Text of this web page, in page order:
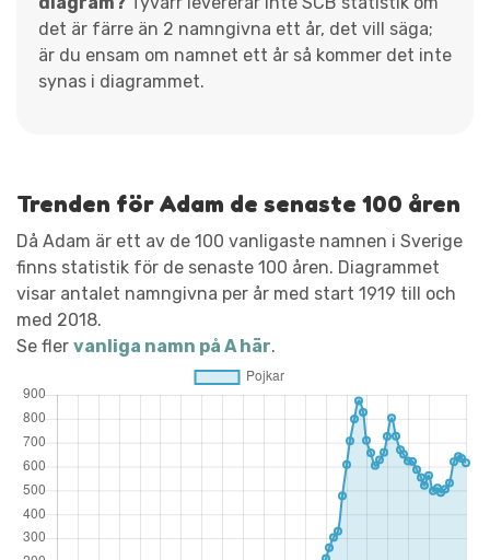
det är färre än 2 namngivna ett år, det vill säga;
är du ensam om namnet ett år så kommer det inte
synas i diagrammet.
Trenden för Adam de senaste 100 åren
Då Adam är ett av de 100 vanligaste namnen i Sverige
finns statistik för de senaste 100 åren. Diagrammet
visar antalet namngivna per år med start 1919 till och
med 2018.
Se fler vanliga namn på A här.